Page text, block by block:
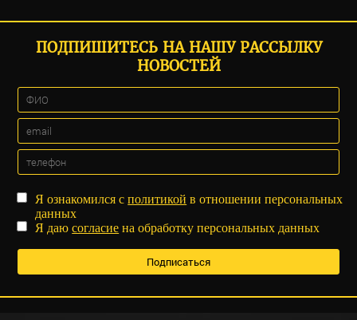
ПОДПИШИТЕСЬ НА НАШУ РАССЫЛКУ
НОВОСТЕЙ
Я ознакомился сполитикой в отношении персональных
данных
Я даюсогласие на обработку персональных данных